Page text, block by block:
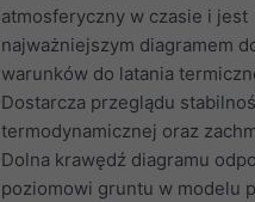
atmosferyczny w czasie i jest
najważniejszym diagramem
warunków do latania
Dostarcza przeglądu
termodynamicznej oraz
Dolna krawędź diagramu
poziomowi gruntu w modelu